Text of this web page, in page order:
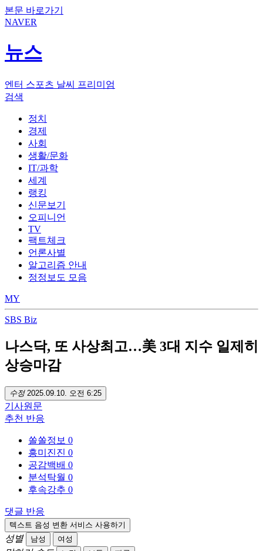
본문 바로가기
NAVER
뉴스
엔터 스포츠 날씨
프리미엄
검색
정치
경제
사회
생활/문화
IT/과학
세계
랭킹
신문보기
오피니언
TV
팩트체크
언론사별
알고리즘 안내
정정보도 모음
MY
SBS Biz
나스닥, 또 사상최고…美 3대 지수 일제히
상승마감
수정 2025.09.10. 오전 6:25
기사원문
추천 반응
쏠쏠정보 0
흥미진진 0
공감백배 0
분석탁월 0
후속강추 0
댓글 반응
텍스트 음성 변환 서비스 사용하기
성별 남성 여성